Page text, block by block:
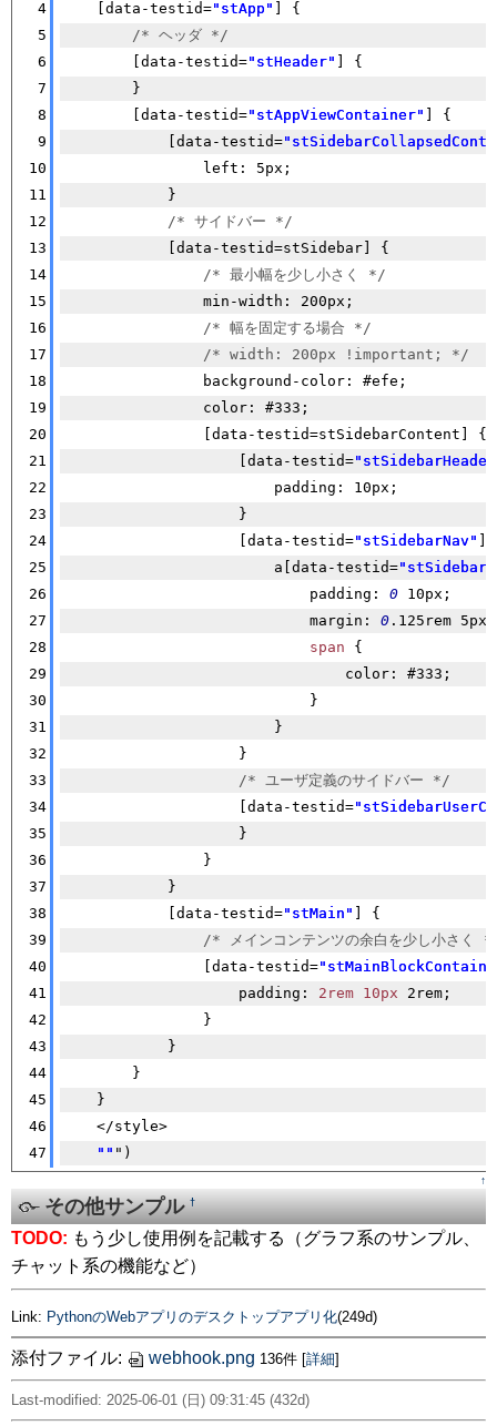
4
5
6
7
8
9
10
11
12
13
14
15
16
17
18
19
20
21
22
23
24
25
26
27
28
29
30
31
32
33
34
35
36
37
38
39
40
41
42
43
44
45
46
47
    [data-testid=
"stApp"
] {
/* ヘッダ */
        [data-testid=
"stHeader"
] {
        }
        [data-testid=
"stAppViewContainer"
] {
            [data-testid=
                left: 5px;
            }
/* サイドバー */
            [data-testid=stSidebar] {
/* 最小幅を少し小さく */
                min-width: 200px;
/* 幅を固定する場合 */
/* width: 200px !important; */
                background-color: #efe;
                color: #333;
                [data-testid=stSidebarContent] {
                    [data-testid=
                        padding: 10px;
                    }
                    [data-testid=
"stSidebarNav"
                        a[data-testid=
                            padding:
0 10px;
                            margin:
0 .125rem 5px;
span {
                                color: #333;
                            }
                        }
                    }
/* ユーザ定義のサイドバー */
                    [data-testid=
                    }
                }
            }
            [data-testid=
"stMain"
] {
/* メインコンテンツの余白を少し小さく
                [data-testid=
                    padding:
2rem 10px 2rem;
                }
            }
        }
    }
    </style>
"" ")
↑
その他サンプル†
TODO: もう少し使用例を記載する（グラフ系のサンプル、
チャット系の機能など）
Link: PythonのWebアプリのデスクトップアプリ化(249d)
添付ファイル: webhook.png 136件 [詳細]
Last-modified: 2025-06-01 (日) 09:31:45 (432d)